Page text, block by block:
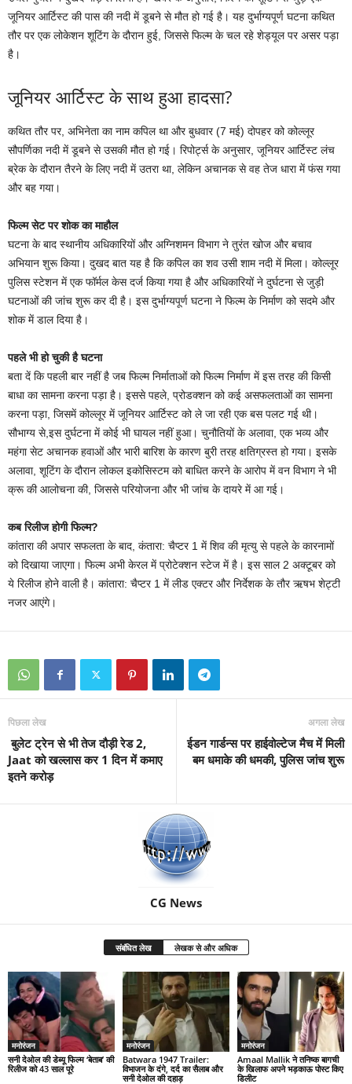
जूनियर आर्टिस्ट की पास की नदी में डूबने से मौत हो गई है। यह दुर्भाग्यपूर्ण घटना कथित
तौर पर एक लोकेशन शूटिंग के दौरान हुई, जिससे फिल्म के चल रहे शेड्यूल पर असर पड़ा
है।
जूनियर आर्टिस्ट के साथ हुआ हादसा?
कथित तौर पर, अभिनेता का नाम कपिल था और बुधवार (7 मई) दोपहर को कोल्लूर
सौपर्णिका नदी में डूबने से उसकी मौत हो गई। रिपोर्ट्स के अनुसार, जूनियर आर्टिस्ट लंच
ब्रेक के दौरान तैरने के लिए नदी में उतरा था, लेकिन अचानक से वह तेज धारा में फंस गया
और बह गया।
फिल्म सेट पर शोक का माहौल
घटना के बाद स्थानीय अधिकारियों और अग्निशमन विभाग ने तुरंत खोज और बचाव
अभियान शुरू किया। दुखद बात यह है कि कपिल का शव उसी शाम नदी में मिला। कोल्लूर
पुलिस स्टेशन में एक फॉर्मल केस दर्ज किया गया है और अधिकारियों ने दुर्घटना से जुड़ी
घटनाओं की जांच शुरू कर दी है। इस दुर्भाग्यपूर्ण घटना ने फिल्म के निर्माण को सदमे और
शोक में डाल दिया है।
पहले भी हो चुकी है घटना
बता दें कि पहली बार नहीं है जब फिल्म निर्माताओं को फिल्म निर्माण में इस तरह की किसी
बाधा का सामना करना पड़ा है। इससे पहले, प्रोडक्शन को कई असफलताओं का सामना
करना पड़ा, जिसमें कोल्लूर में जूनियर आर्टिस्ट को ले जा रही एक बस पलट गई थी।
सौभाग्य से,इस दुर्घटना में कोई भी घायल नहीं हुआ। चुनौतियों के अलावा, एक भव्य और
महंगा सेट अचानक हवाओं और भारी बारिश के कारण बुरी तरह क्षतिग्रस्त हो गया। इसके
अलावा, शूटिंग के दौरान लोकल इकोसिस्टम को बाधित करने के आरोप में वन विभाग ने भी
क्रू की आलोचना की, जिससे परियोजना और भी जांच के दायरे में आ गई।
कब रिलीज होगी फिल्म?
कांतारा की अपार सफलता के बाद, कंतारा: चैप्टर 1 में शिव की मृत्यु से पहले के कारनामों
को दिखाया जाएगा। फिल्म अभी केरल में प्रोटेक्शन स्टेज में है। इस साल 2 अक्टूबर को
ये रिलीज होने वाली है। कांतारा: चैप्टर 1 में लीड एक्टर और निर्देशक के तौर ऋषभ शेट्टी
नजर आएंगे।
पिछला लेख
बुलेट ट्रेन से भी तेज दौड़ी रेड 2,
Jaat को खल्लास कर 1 दिन में कमाए
इतने करोड़
अगला लेख
ईडन गार्डन्‍स पर हाईवोल्‍टेज मैच में मिली
बम धमाके की धमकी, पुल‍िस जांच शुरू
CG News
संबंधित लेख लेखक से और अधिक
मनोरंजन
सनी देओल की डेब्यू फिल्म ‘बेताब’ की
रिलीज को 43 साल पूरे
मनोरंजन
Batwara 1947 Trailer:
विभाजन के दंगे, दर्द का सैलाब और
सनी देओल की दहाड़
मनोरंजन
Amaal Mallik ने तनिष्क बागची
के खिलाफ अपने भड़काऊ पोस्ट किए
डिलीट